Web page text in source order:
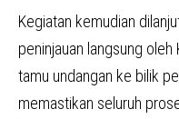
Kegiatan kemudian
peninjauan langsung
tamu undangan ke bilik
memastikan seluruh